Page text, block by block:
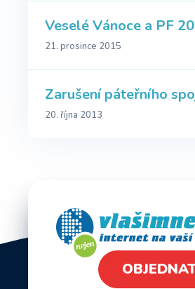
Veselé Vánoce a PF
21. prosince 2015
Zarušení páteřního
20. října 2013